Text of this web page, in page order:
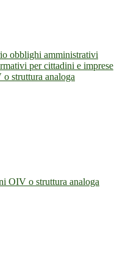
obblighi amministrativi
per cittadini e imprese
struttura analoga
OIV o struttura analoga